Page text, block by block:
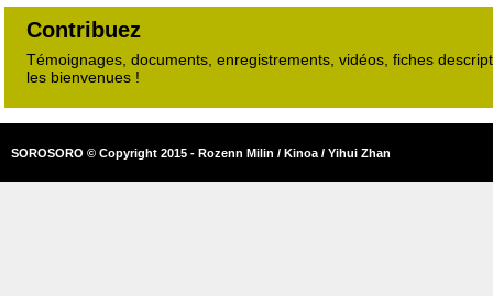
Contribuez
Témoignages, documents, enregistrements, vidéos, fiches
les bienvenues !
SOROSORO © Copyright 2015 - Rozenn Milin / Kinoa / Yihui Zhan